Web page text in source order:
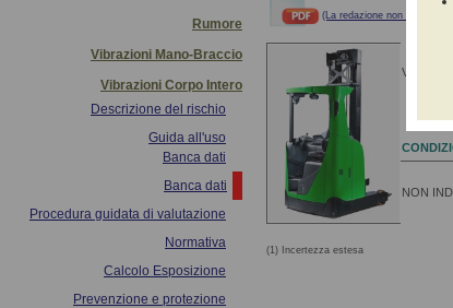
Rumore
Vibrazioni Mano-Braccio
Vibrazioni Corpo Intero
Descrizione del rischio
Guida all'uso
Banca dati
Banca dati
Procedura guidata di valutazione
Normativa
Calcolo Esposizione
Prevenzione e protezione
(La redazione non risponde
Valori
NON
(1) Incertezza estesa